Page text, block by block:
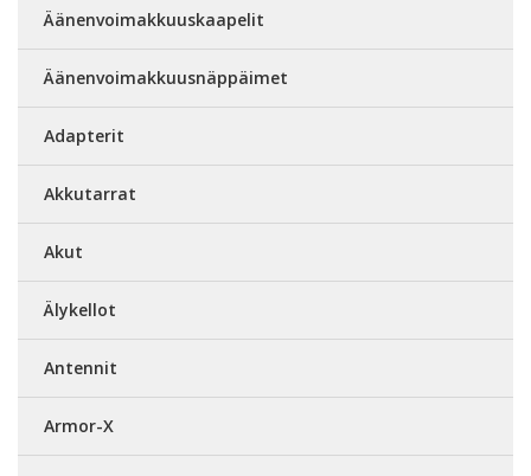
Äänenvoimakkuuskaapelit
Äänenvoimakkuusnäppäimet
Adapterit
Akkutarrat
Akut
Älykellot
Antennit
Armor-X